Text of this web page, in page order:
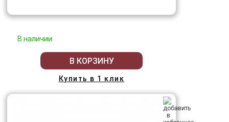
В наличии
В КОРЗИНУ
Купить в 1 клик